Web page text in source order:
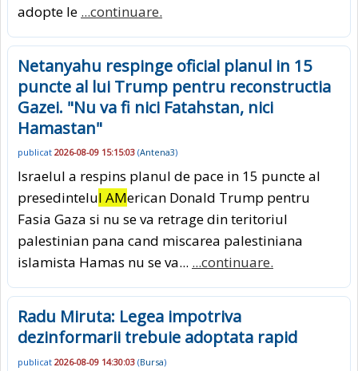
adopte le ...continuare.
Netanyahu respinge oficial planul in 15
puncte al lui Trump pentru reconstructia
Gazei. "Nu va fi nici Fatahstan, nici
Hamastan"
publicat 2026-08-09 15:15:03 (Antena3)
Israelul a respins planul de pace in 15 puncte al
presedinteluI AMerican Donald Trump pentru
Fasia Gaza si nu se va retrage din teritoriul
palestinian pana cand miscarea palestiniana
islamista Hamas nu se va... ...continuare.
Radu Miruta: Legea impotriva
dezinformarii trebuie adoptata rapid
publicat 2026-08-09 14:30:03 (Bursa)